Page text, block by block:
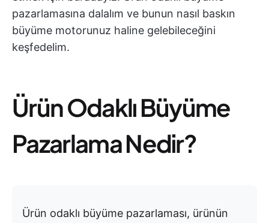
pazarlamasına dalalım ve bunun nasıl baskın
büyüme motorunuz haline gelebileceğini
keşfedelim.
Ürün Odaklı Büyüme
Pazarlama Nedir?
Ürün odaklı büyüme pazarlaması, ürünün